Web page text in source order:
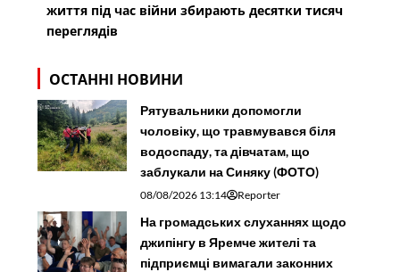
життя під час війни збирають десятки тисяч
переглядів
ОСТАННІ НОВИНИ
Рятувальники допомогли
чоловіку, що травмувався біля
водоспаду, та дівчатам, що
заблукали на Синяку (ФОТО)
08/08/2026 13:14 Reporter
На громадських слуханнях щодо
джипінгу в Яремче житeлі та
підприємці вимагали законних